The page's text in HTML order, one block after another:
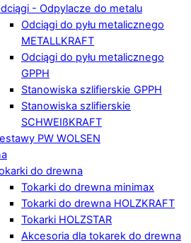
- Odpylacze do metalu
Odciągi do pyłu metalicznego
METALLKRAFT
Odciągi do pyłu metalicznego
GPPH
Stanowiska szlifierskie GPPH
Stanowiska szlifierskie
SCHWEIßKRAFT
PW WOLSEN
do drewna
Tokarki do drewna minimax
Tokarki do drewna HOLZKRAFT
Tokarki HOLZSTAR
Akcesoria dla tokarek do drewna